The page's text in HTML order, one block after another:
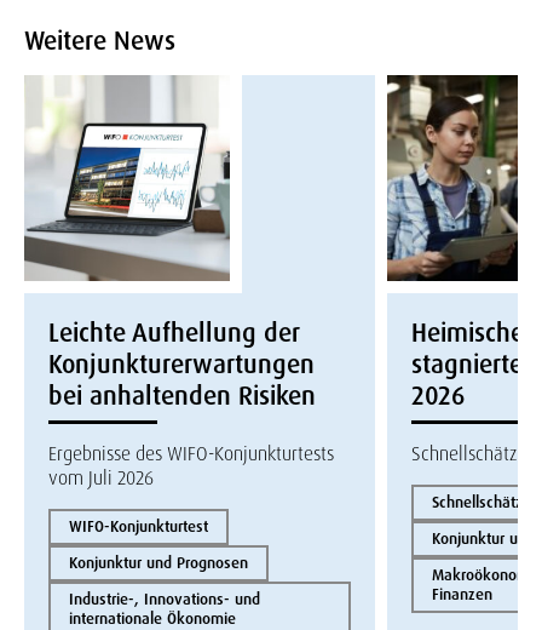
Weitere News
Leichte Aufhellung der
Konjunkturerwartungen
bei anhaltenden Risiken
Ergebnisse des WIFO-Konjunkturtests
vom Juli 2026
WIFO-Konjunkturtest
Konjunktur und Prognosen
Industrie-, Innovations- und
internationale Ökonomie
Heimische
stagnierte
2026
Konjunktur und
Finanzen